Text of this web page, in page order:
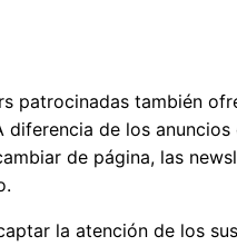
patrocinadas también
de los anuncios
de página, las
la atención de los